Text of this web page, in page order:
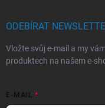
ODEBÍRAT
Vložte svůj e-mail a my
produktech na našem e-
E-MAIL